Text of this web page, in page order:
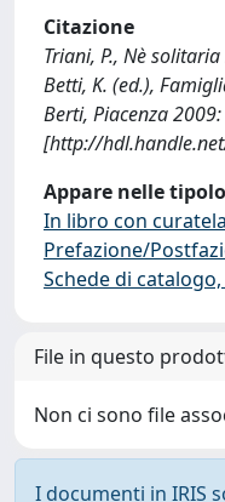
Citazione
Triani, P., Nè
Betti, K. (ed.),
Berti, Piacenza
[http://
Appare nelle
In libro con
Prefazione/
Schede di
File in questo
Non ci sono file
I documenti in IRIS